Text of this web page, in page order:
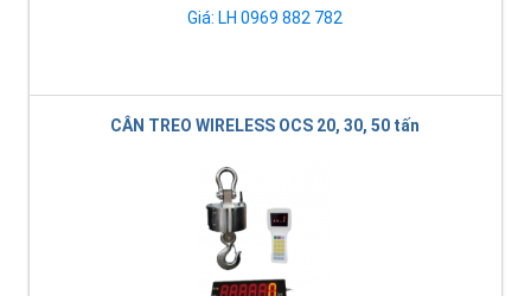
Giá: LH 0969 882 782
CÂN TREO WIRELESS OCS 20, 30, 50 tấn